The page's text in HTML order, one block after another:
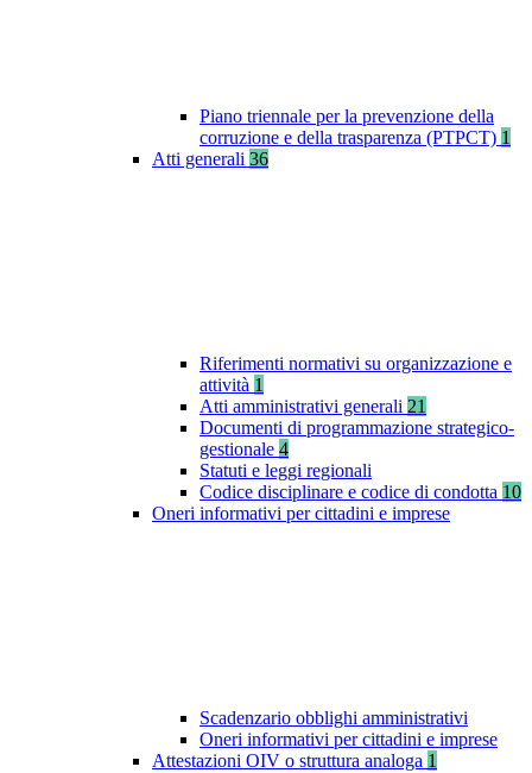
Piano triennale per la prevenzione della
corruzione e della trasparenza (PTPCT) 1
Atti generali 36
Riferimenti normativi su organizzazione e
attività 1
Atti amministrativi generali 21
Documenti di programmazione strategico-
gestionale 4
Statuti e leggi regionali
Codice disciplinare e codice di condotta 10
Oneri informativi per cittadini e imprese
Scadenzario obblighi amministrativi
Oneri informativi per cittadini e imprese
Attestazioni OIV o struttura analoga 1